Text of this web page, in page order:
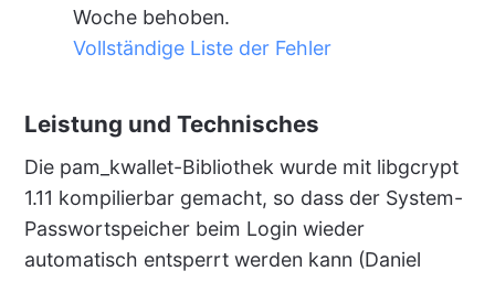
Woche behoben.
Vollständige Liste der Fehler
Leistung und Technisches
Die pam_kwallet-Bibliothek wurde mit libgcrypt
1.11 kompilierbar gemacht, so dass der System-
Passwortspeicher beim Login wieder
automatisch entsperrt werden kann (Daniel